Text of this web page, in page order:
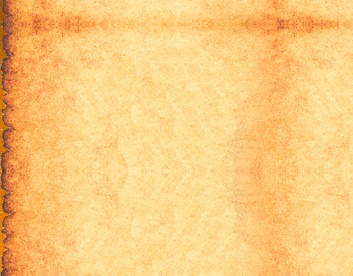
Кланнад [ТВ-2] - 4
Кланнад [ТВ-2] - 5
Кланнад [ТВ-2] - 6
Кланнад [ТВ-2] - 7
Кланнад [ТВ-2] - 8
Кланнад [ТВ-2] - 9